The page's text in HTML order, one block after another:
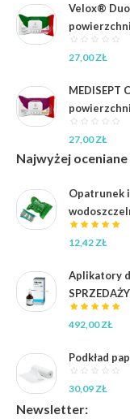
Velox®
27,00ZŁ
MEDISEPT
27,00ZŁ
Najwyżej
Opatrunek
12,42 ZŁ
Aplikatory
492,00ZŁ
Podkład
30,09 ZŁ
Newsletter: